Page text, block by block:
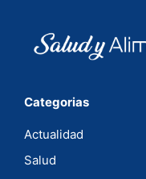
Categorias
Actualidad
Salud